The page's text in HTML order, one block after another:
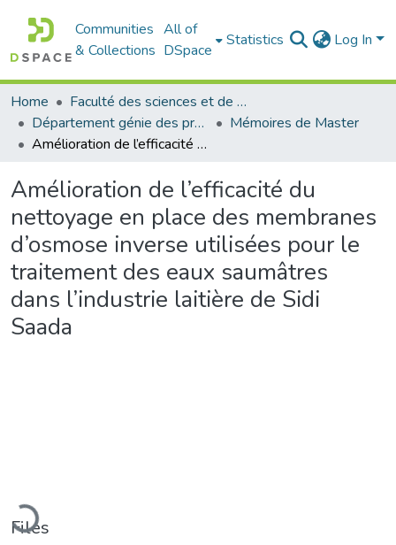
Communities
& Collections
All of
DSpace
Statistics Log In
Home
Faculté des sciences et de la technologie
Département génie des procédés
Mémoires de Master
Amélioration de l’efficacité du nettoyage en place des membranes d’osmose inverse utilisées pour le traitement des eaux saumâtres dans l’industrie laitière de Sidi Saada
Amélioration de l’efficacité du
nettoyage en place des membranes
d’osmose inverse utilisées pour le
traitement des eaux saumâtres
dans l’industrie laitière de Sidi
Saada
Loading...
Files